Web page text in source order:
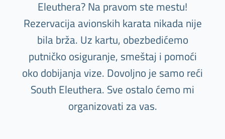
Eleuthera? Na pravom ste mestu!
Rezervacija avionskih karata nikada nije
bila brža. Uz kartu, obezbedićemo
putničko osiguranje, smeštaj i pomoći
oko dobijanja vize. Dovoljno je samo reći
South Eleuthera. Sve ostalo ćemo mi
organizovati za vas.